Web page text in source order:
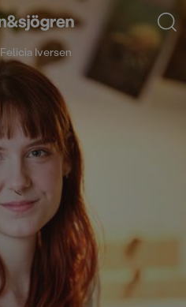
Felicia Iversen